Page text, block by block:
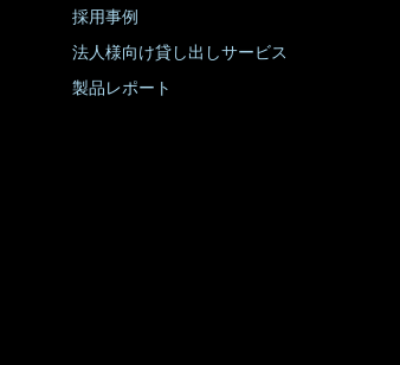
採用事例
法人様向け貸し出しサービス
製品レポート